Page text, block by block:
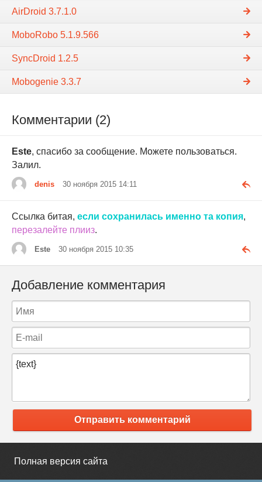
AirDroid 3.7.1.0
MoboRobo 5.1.9.566
SyncDroid 1.2.5
Mobogenie 3.3.7
Комментарии (2)
Este, спасибо за сообщение. Можете пользоваться.
Залил.
denis 30 ноября 2015 14:11
Ссылка битая, если сохранилась именно та копия,
перезалейте плииз.
Este 30 ноября 2015 10:35
Добавление комментария
Отправить комментарий
Полная версия сайта